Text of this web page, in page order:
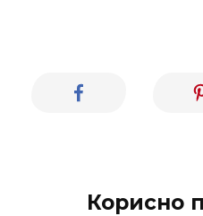
Корисно